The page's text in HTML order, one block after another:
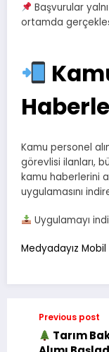
Başvurular
ortamda
Kamu personel
görevlisi ilanları,
kamu haberlerini
uygulamasını
Uygulamayı
Medyadayız Mobil
Previous post
Tarım